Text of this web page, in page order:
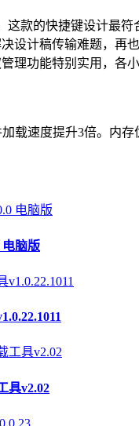
这款的快捷键设计最
设计稿传输难题，再
理功能特别实用，各
载速度提升3倍。内
电脑版
具v2.02